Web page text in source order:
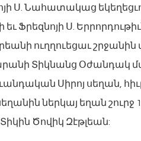
Ս. Նահատակաց եկեղեցւոյ
Ֆրեզնոյի Ս. Երրորդութիւն
ուղղուեցաւ շրջանին
Տիկնանց Օժանդակ
Սիրոյ սեղան,
ներկայ եղան շուրջ
Ծովիկ Զէթլեան: